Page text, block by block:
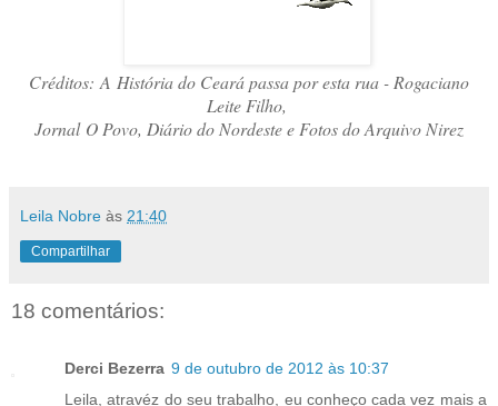
Créditos: A História do Ceará passa por esta rua - Rogaciano
Leite Filho,
Jornal O Povo, Diário do Nordeste e Fotos do Arquivo Nirez
Leila Nobre às 21:40
Compartilhar
18 comentários:
Derci Bezerra 9 de outubro de 2012 às 10:37
Leila, atravéz do seu trabalho, eu conheço cada vez mais a